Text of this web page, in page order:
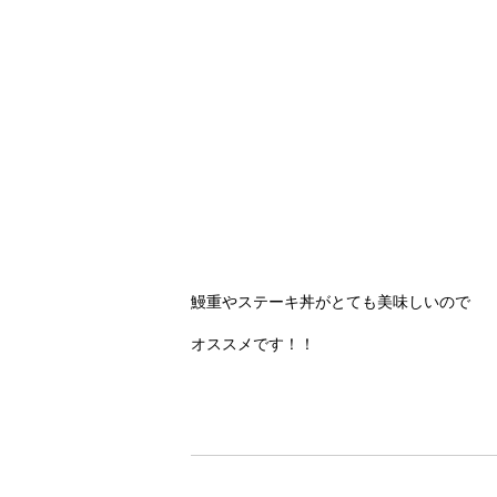
鰻重やステーキ丼がとても美味しいので
オススメです！！